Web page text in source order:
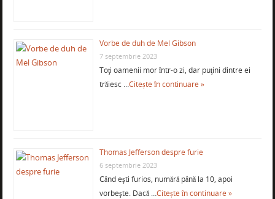
Vorbe de duh de Mel Gibson
7 septembrie 2023
Toţi oamenii mor într-o zi, dar puţini dintre ei
trăiesc …Citește în continuare »
Thomas Jefferson despre furie
6 septembrie 2023
Când eşti furios, numără până la 10, apoi
vorbeşte. Dacă …Citește în continuare »